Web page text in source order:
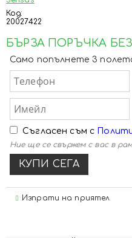
Код:
20027422
БЪРЗА ПОРЪЧКА
Само попълнете 3
Съгласен съм с
Ние ще се свържем с вас в
Изпрати на приятел